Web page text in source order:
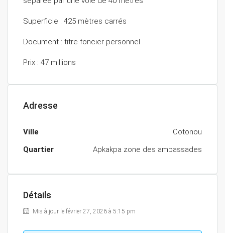
Superficie : 425 mètres carrés
Document : titre foncier personnel
Prix : 47 millions
Adresse
Ville
Cotonou
Quartier
Apkakpa zone des ambassades
Détails
Mis à jour le février 27, 2026 à 5:15 pm